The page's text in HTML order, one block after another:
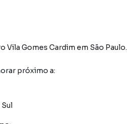
Vila Gomes Cardim em São Paulo.
próximo a: